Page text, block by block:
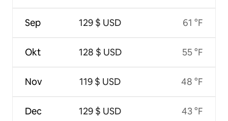
Sep
Okt
Nov
Dec
129 $ USD
128 $ USD
119 $ USD
129 $ USD
61 °F
55 °F
48 °F
43 °F